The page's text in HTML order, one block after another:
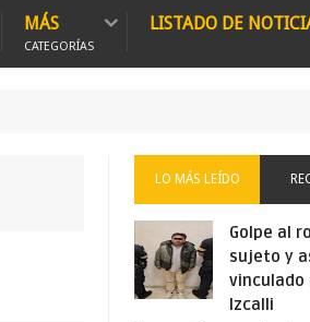
MÁS
CATEGORÍAS
LISTADO DE
LO MÁS LEÍDO
Golpe al
sujeto y
vinculado
Izcalli